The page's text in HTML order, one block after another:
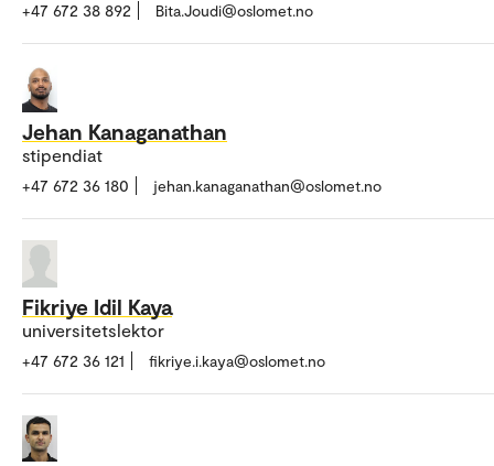
+47 672 38 892 Bita.Joudi@oslomet.no
Jehan Kanaganathan
stipendiat
+47 672 36 180 jehan.kanaganathan@oslomet.no
Fikriye Idil Kaya
universitetslektor
+47 672 36 121 fikriye.i.kaya@oslomet.no